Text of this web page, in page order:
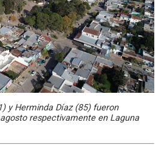
y Herminda Díaz (85) fueron
respectivamente en Laguna